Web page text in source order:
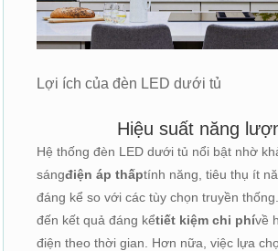
Lợi ích của đèn LED dưới tủ
Hiệu suất năng
Hệ thống đèn LED dưới tủ nổi bật nhờ
sángđiện áp thấptính năng, tiêu thụ ít
đáng kể so với các tùy chọn truyền
đến kết quả đáng kểtiết kiệm chi phívề
điện theo thời gian. Hơn nữa, việc lựa